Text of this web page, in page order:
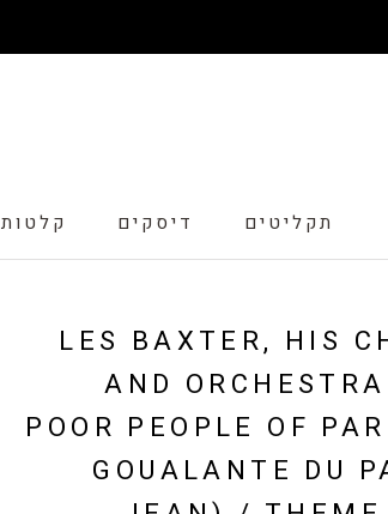
תקליטים
דיסקים
קלטות
LES BAXTER, HIS
AND
POOR PEOPLE OF
GOUALANTE DU